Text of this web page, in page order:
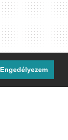
Engedélyezem